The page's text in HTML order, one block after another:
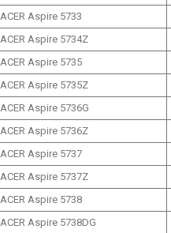
ACER Aspire 5733
ACER Aspire 5734Z
ACER Aspire 5735
ACER Aspire 5735Z
ACER Aspire 5736G
ACER Aspire 5736Z
ACER Aspire 5737
ACER Aspire 5737Z
ACER Aspire 5738
ACER Aspire 5738DG